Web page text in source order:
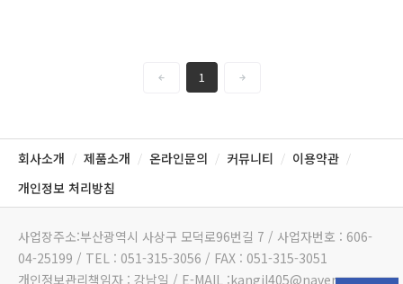
1
회사소개 / 제품소개 / 온라인문의 / 커뮤니티 / 이용약관 /
개인정보 처리방침
사업장주소:부산광역시 사상구 모덕로96번길 7 / 사업자번호 : 606-
04-25199 / TEL : 051-315-3056 / FAX : 051-315-3051
개인정보관리책임자 : 강남일 / E-MAIL :kangil405@naver.com